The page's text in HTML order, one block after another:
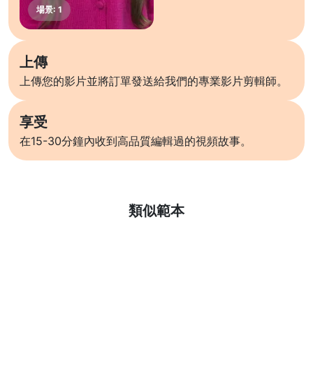
上傳
上傳您的影片並將訂單發送給我們的專業影片剪輯師。
享受
在15-30分鐘內收到高品質編輯過的視頻故事。
類似範本
了解更多